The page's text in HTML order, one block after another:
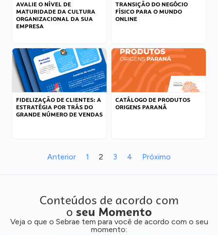
AVALIE O NÍVEL DE
MATURIDADE DA CULTURA
ORGANIZACIONAL DA SUA
EMPRESA
TRANSIÇÃO DO NEGÓCIO
FÍSICO PARA O MUNDO
ONLINE
FIDELIZAÇÃO DE CLIENTES: A
ESTRATÉGIA POR TRÁS DO
GRANDE NÚMERO DE VENDAS
CATÁLOGO DE PRODUTOS
ORIGENS PARANÁ
Anterior 1 2 3 4 Próximo
Conteúdos de acordo com
o seu Momento
Veja o que o Sebrae tem para você de acordo com o seu
momento: